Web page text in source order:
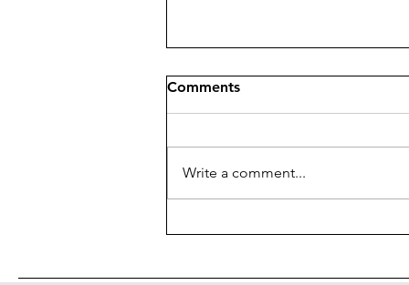
Comments
Write a comment...